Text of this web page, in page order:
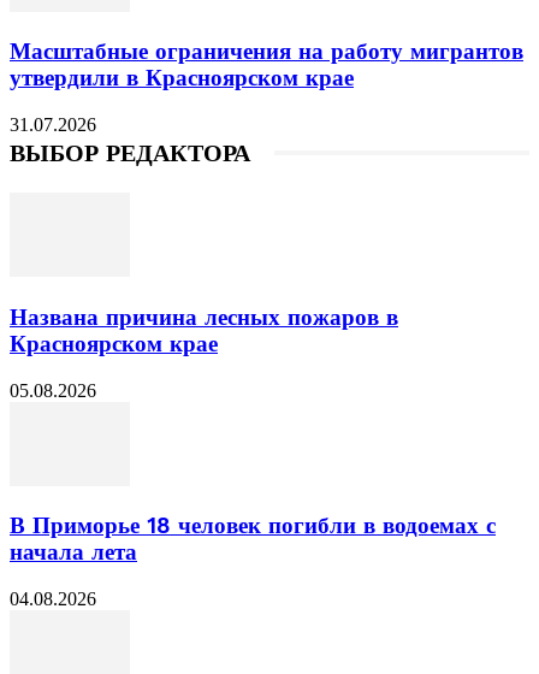
Масштабные ограничения на работу мигрантов
утвердили в Красноярском крае
31.07.2026
ВЫБОР РЕДАКТОРА
Названа причина лесных пожаров в
Красноярском крае
05.08.2026
В Приморье 18 человек погибли в водоемах с
начала лета
04.08.2026